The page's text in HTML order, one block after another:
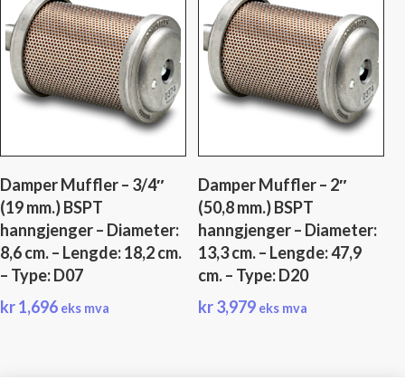
Damper Muffler – 3/4″
(19 mm.) BSPT
hanngjenger – Diameter:
8,6 cm. – Lengde: 18,2 cm.
– Type: D07
kr1,696 eks mva
Damper Muffler – 2″
(50,8 mm.) BSPT
hanngjenger – Diameter:
13,3 cm. – Lengde: 47,9
cm. – Type: D20
kr3,979 eks mva